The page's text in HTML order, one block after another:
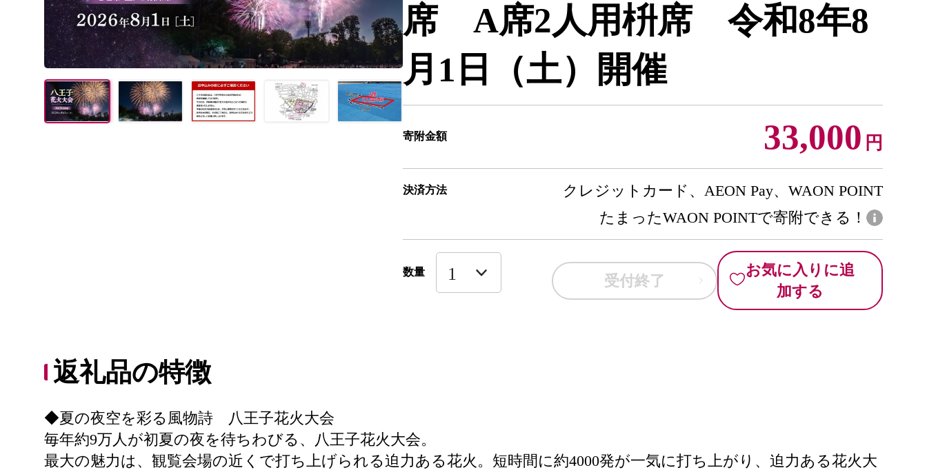
席 A席2人用枡席 令和8年8
月1日（土）開催
寄附金額 33,000 円
決済方法
クレジットカード、AEON Pay、WAON POINT
たまったWAON POINTで寄附できる！
数量 受付終了
お気に入りに追
加する
返礼品の特徴
◆夏の夜空を彩る風物詩 八王子花火大会
毎年約9万人が初夏の夜を待ちわびる、八王子花火大会。
最大の魅力は、観覧会場の近くで打ち上げられる迫力ある花火。短時間に約4000発が一気に打ち上がり、迫力ある花火大